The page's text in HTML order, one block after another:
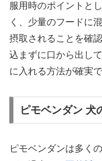
服用時のポイントと
く、少量のフードに
摂取されることを確
込まずに口から出し
に入れる方法が確実で
ピモベンダン 犬
ピモベンダンは多く